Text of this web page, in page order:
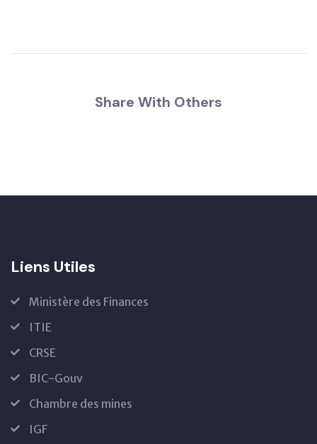
Share With Others
Liens Utiles
Ministère des Finances
ITIE
CRSE
BIC-Gouv
Chambre des mines
IGF